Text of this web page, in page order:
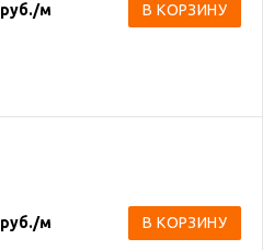
руб./м В КОРЗИНУ
руб./м В КОРЗИНУ